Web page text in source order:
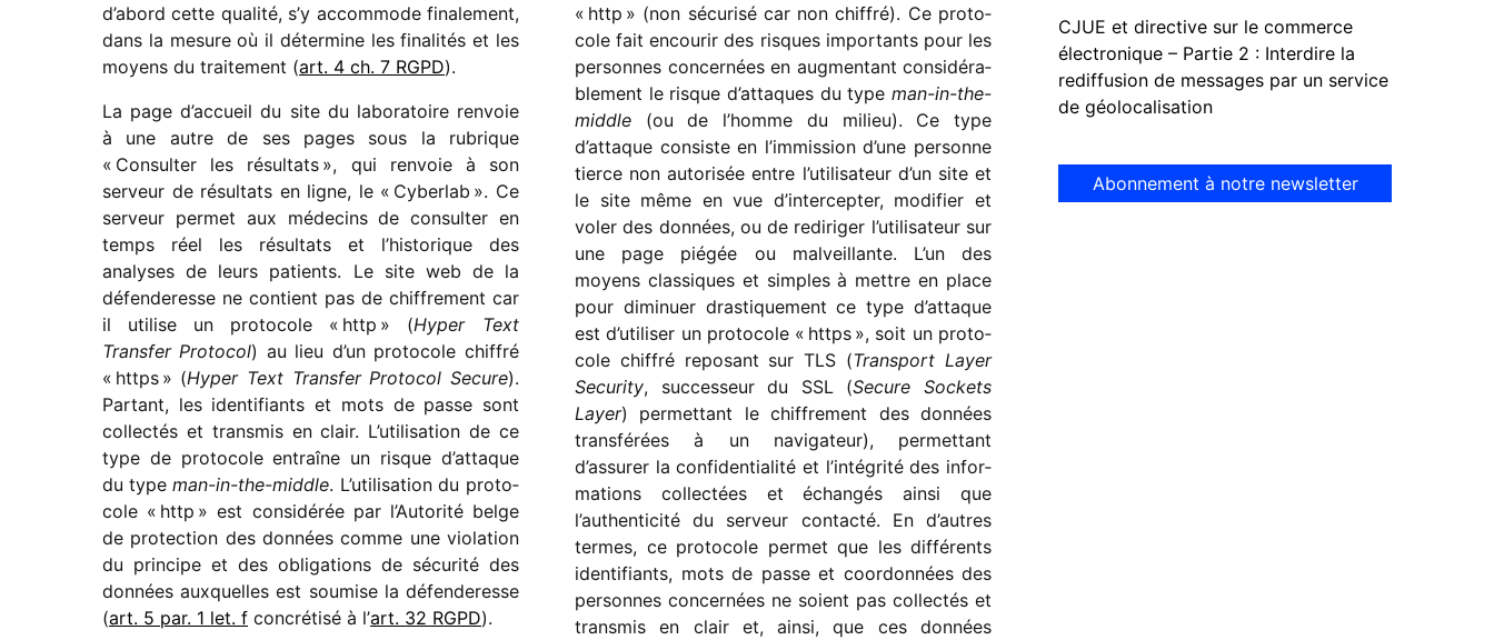
d’abord cette qualité, s’y accom­mode fina­le­ment,
dans la mesure où il déter­mine les fina­li­tés et les
moyens du trai­te­ment (art. 4 ch. 7 RGPD).
La page d’accueil du site du labo­ra­toire renvoie
à une autre de ses pages sous la rubrique
« Consulter les résul­tats », qui renvoie à son
serveur de résul­tats en ligne, le « Cyberlab ». Ce
serveur permet aux méde­cins de consul­ter en
temps réel les résul­tats et l’historique des
analyses de leurs patients. Le site web de la
défen­de­resse ne contient pas de chif­fre­ment car
il utilise un proto­cole « http » (Hyper Text
Transfer Protocol) au lieu d’un proto­cole chif­fré
« https » (Hyper Text Transfer Protocol Secure).
Partant, les iden­ti­fiants et mots de passe sont
collec­tés et trans­mis en clair. L’utilisation de ce
type de proto­cole entraîne un risque d’attaque
du type man-in-the-middle. L’utilisation du proto­
cole « http » est consi­dé­rée par l’Autorité belge
de protec­tion des données comme une viola­tion
du prin­cipe et des obli­ga­tions de sécu­rité des
données auxquelles est soumise la défen­de­resse
(art. 5 par. 1 let. f concré­tisé à l’art. 32 RGPD).
« http » (non sécu­risé car non chif­fré). Ce proto­
cole fait encou­rir des risques impor­tants pour les
personnes concer­nées en augmen­tant consi­dé­ra­
ble­ment le risque d’attaques du type man-in-the-
middle (ou de l’homme du milieu). Ce type
d’attaque consiste en l’immission d’une personne
tierce non auto­ri­sée entre l’utilisateur d’un site et
le site même en vue d’intercepter, modi­fier et
voler des données, ou de redi­ri­ger l’utilisateur sur
une page piégée ou malveillante. L’un des
moyens clas­siques et simples à mettre en place
pour dimi­nuer dras­ti­que­ment ce type d’attaque
est d’utiliser un proto­cole « https », soit un proto­
cole chif­fré repo­sant sur TLS (Transport Layer
Security, succes­seur du SSL (Secure Sockets
Layer) permet­tant le chif­fre­ment des données
trans­fé­rées à un navi­ga­teur), permet­tant
d’assurer la confi­den­tia­lité et l’intégrité des infor­
ma­tions collec­tées et échan­gés ainsi que
l’authenticité du serveur contacté. En d’autres
termes, ce proto­cole permet que les diffé­rents
iden­ti­fiants, mots de passe et coor­don­nées des
personnes concer­nées ne soient pas collec­tés et
trans­mis en clair et, ainsi, que ces données
CJUE et directive sur le commerce
électronique – Partie 2 : Interdire la
rediffusion de messages par un service
de géolocalisation
Abonnement à notre newsletter